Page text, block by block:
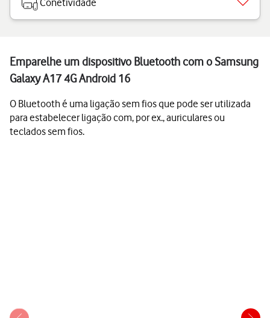
Conetividade
Emparelhe um dispositivo Bluetooth com o Samsung
Galaxy A17 4G Android 16
O Bluetooth é uma ligação sem fios que pode ser utilizada
para estabelecer ligação com, por ex., auriculares ou
teclados sem fios.